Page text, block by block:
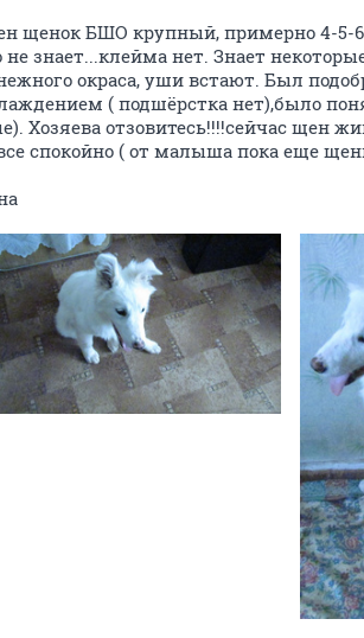
щенок БШО крупный, примерно 4-5-
знает...клейма нет. Знает
окраса, уши встают. Был
( подшёрстка нет),было
Хозяева отзовитесь!!!!сейчас щен
спокойно ( от малыша пока еще